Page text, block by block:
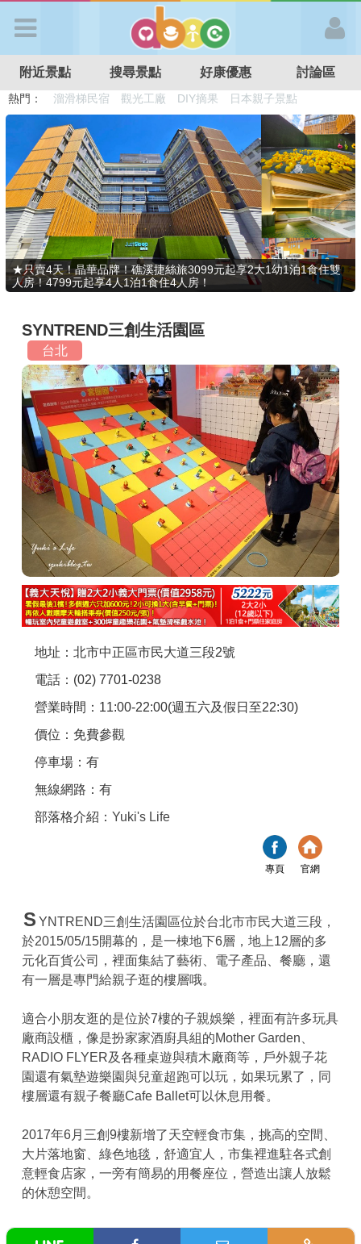
APP登入
首 頁
搜尋景點
好康優惠
最新消息
最新留言
商家合作
推薦景點
討論區
聯絡我們
APP下載
附近景點 搜尋景點 好康優惠 討論區
熱門： 溜滑梯民宿 觀光工廠 DIY摘果
日本親子景點
特色遊戲場
親子住房優惠 台北親子餐廳 溫泉泡湯SPA
★只賣4天！晶華品牌！礁溪捷絲旅3099元起享2大1幼1泊1食住雙
人房！4799元起享4人1泊1食住4人房！
SYNTREND三創生活園區
台北
地址：北市中正區市民大道三段2號
電話：(02) 7701-0238
營業時間：11:00-22:00(週五六及假日至22:30)
價位：免費參觀
停車場：有
無線網路：有
部落格介紹： Yuki's Life
專頁 官網
S YNTREND三創生活園區位於台北市市民大道三段，
於2015/05/15開幕的，是一棟地下6層，地上12層的多
元化百貨公司，裡面集結了藝術、電子產品、餐廳，還
有一層是專門給親子逛的樓層哦。
適合小朋友逛的是位於7樓的子親娛樂，裡面有許多玩具
廠商設櫃，像是扮家家酒廚具組的Mother Garden、
RADIO FLYER及各種桌遊與積木廠商等，戶外親子花
園還有氣墊遊樂園與兒童超跑可以玩，如果玩累了，同
樓層還有親子餐廳Cafe Ballet可以休息用餐。
2017年6月三創9樓新增了天空輕食市集，挑高的空間、
大片落地窗、綠色地毯，舒適宜人，市集裡進駐各式創
意輕食店家，一旁有簡易的用餐座位，營造出讓人放鬆
的休憩空間。